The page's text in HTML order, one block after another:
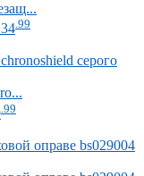
.99
.99